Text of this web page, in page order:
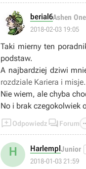
berial6Ashen One
2018-02-03 19:05
Taki mierny ten
podstaw.
A najbardziej dziwi
rozdziale Kariera i misje.
Nie wiem, ale chyba
No i brak czegokolwiek
Odpowiedz  Forum
H HarlemplJunior
2018-01-03 21:59